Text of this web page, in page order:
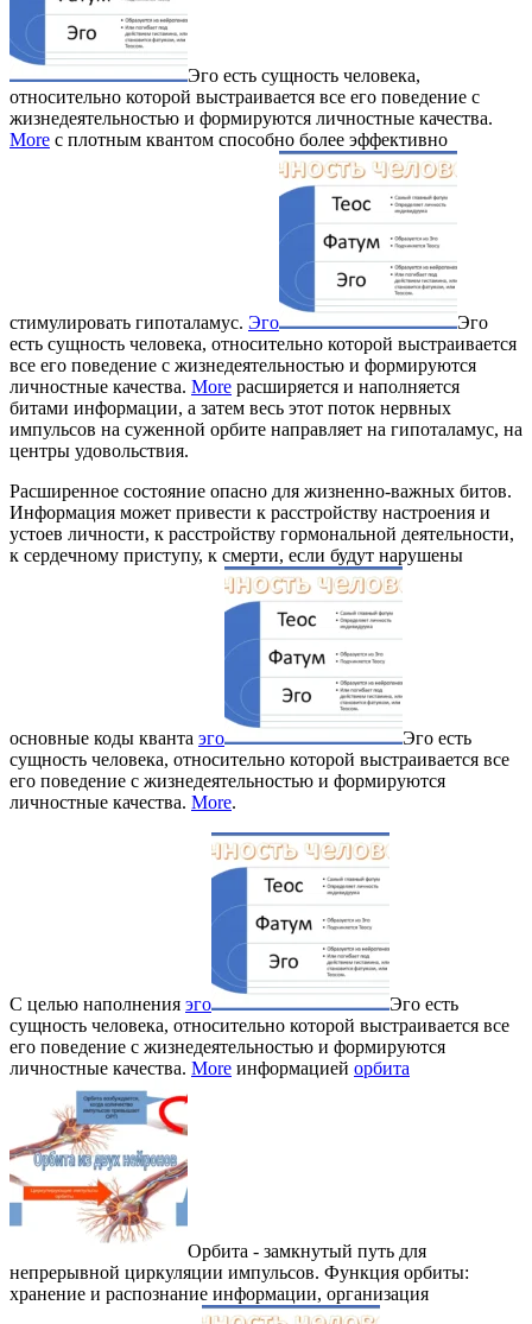
Эго есть сущность человека,
относительно которой выстраивается все его поведение с
жизнедеятельностью и формируются личностные качества.
More с плотным квантом способно более эффективно
стимулировать гипоталамус. Эго
Эго
есть сущность человека, относительно которой выстраивается
все его поведение с жизнедеятельностью и формируются
личностные качества. More расширяется и наполняется
битами информации, а затем весь этот поток нервных
импульсов на суженной орбите направляет на гипоталамус, на
центры удовольствия.
Расширенное состояние опасно для жизненно-важных битов.
Информация может привести к расстройству настроения и
устоев личности, к расстройству гормональной деятельности,
к сердечному приступу, к смерти, если будут нарушены
основные коды кванта эго
Эго есть
сущность человека, относительно которой выстраивается все
его поведение с жизнедеятельностью и формируются
личностные качества. More.
С целью наполнения эго
Эго есть
сущность человека, относительно которой выстраивается все
его поведение с жизнедеятельностью и формируются
личностные качества. More информацией орбита
Орбита - замкнутый путь для
непрерывной циркуляции импульсов. Функция орбиты:
хранение и распознание информации, организация